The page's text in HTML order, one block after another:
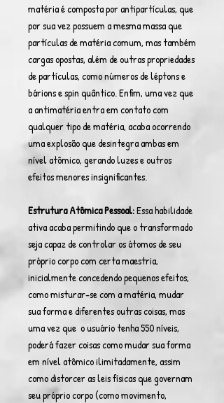
matéria é composta por antipartículas, que
por sua vez possuem a mesma massa que
partículas de matéria comum, mas também
cargas opostas, além de outras propriedades
de partículas, como números de léptons e
bárions e spin quântico. Enfim, uma vez que
a antimatéria entra em contato com
qualquer tipo de matéria, acaba ocorrendo
uma explosão que desintegra ambas em
nível atômico, gerando luzes e outros
efeitos menores insignificantes.
Estrutura Atômica Pessoal:Essa habilidade
ativa acaba permitindo que o transformado
seja capaz de controlar os átomos de seu
próprio corpo com certa maestria,
inicialmente concedendo pequenos efeitos,
como misturar-se com a matéria, mudar
sua forma e diferentes outras coisas, mas
uma vez que o usuário tenha 550 níveis,
poderá fazer coisas como mudar sua forma
em nível atômico ilimitadamente, assim
como distorcer as leis físicas que governam
seu próprio corpo (como movimento,